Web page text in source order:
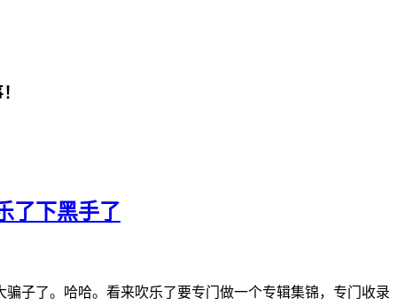
了下黑手了
子了。哈哈。看来吹乐了要专门做一个专辑集锦，专门收录